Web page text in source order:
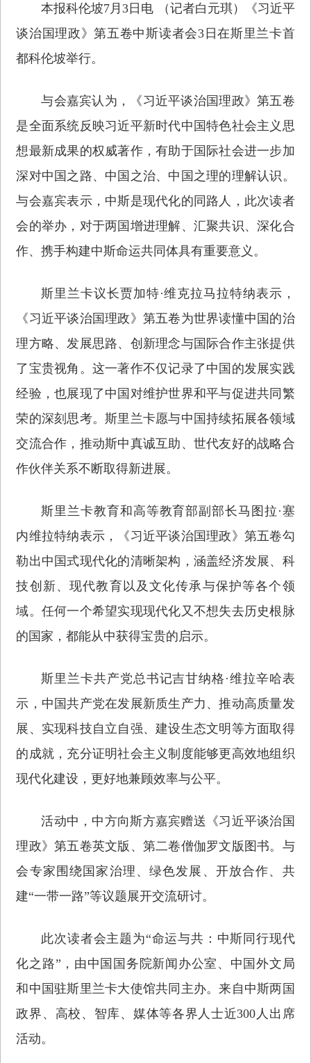
本报科伦坡7月3日电 （记者白元琪）《习近平
谈治国理政》第五卷中斯读者会3日在斯里兰卡首
都科伦坡举行。
与会嘉宾认为，《习近平谈治国理政》第五卷
是全面系统反映习近平新时代中国特色社会主义思
想最新成果的权威著作，有助于国际社会进一步加
深对中国之路、中国之治、中国之理的理解认识。
与会嘉宾表示，中斯是现代化的同路人，此次读者
会的举办，对于两国增进理解、汇聚共识、深化合
作、携手构建中斯命运共同体具有重要意义。
斯里兰卡议长贾加特·维克拉马拉特纳表示，
《习近平谈治国理政》第五卷为世界读懂中国的治
理方略、发展思路、创新理念与国际合作主张提供
了宝贵视角。这一著作不仅记录了中国的发展实践
经验，也展现了中国对维护世界和平与促进共同繁
荣的深刻思考。斯里兰卡愿与中国持续拓展各领域
交流合作，推动斯中真诚互助、世代友好的战略合
作伙伴关系不断取得新进展。
斯里兰卡教育和高等教育部副部长马图拉·塞
内维拉特纳表示，《习近平谈治国理政》第五卷勾
勒出中国式现代化的清晰架构，涵盖经济发展、科
技创新、现代教育以及文化传承与保护等各个领
域。任何一个希望实现现代化又不想失去历史根脉
的国家，都能从中获得宝贵的启示。
斯里兰卡共产党总书记吉甘纳格·维拉辛哈表
示，中国共产党在发展新质生产力、推动高质量发
展、实现科技自立自强、建设生态文明等方面取得
的成就，充分证明社会主义制度能够更高效地组织
现代化建设，更好地兼顾效率与公平。
活动中，中方向斯方嘉宾赠送《习近平谈治国
理政》第五卷英文版、第二卷僧伽罗文版图书。与
会专家围绕国家治理、绿色发展、开放合作、共
建“一带一路”等议题展开交流研讨。
此次读者会主题为“命运与共：中斯同行现代
化之路”，由中国国务院新闻办公室、中国外文局
和中国驻斯里兰卡大使馆共同主办。来自中斯两国
政界、高校、智库、媒体等各界人士近300人出席
活动。